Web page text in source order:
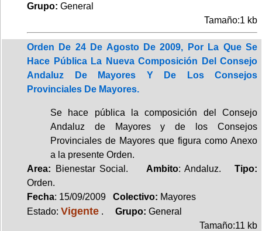
Grupo: General
Tamaño:1 kb
Orden De 24 De Agosto De 2009, Por La Que Se
Hace Pública La Nueva Composición Del Consejo
Andaluz De Mayores Y De Los Consejos
Provinciales De Mayores.
Se hace pública la composición del Consejo
Andaluz de Mayores y de los Consejos
Provinciales de Mayores que figura como Anexo
a la presente Orden.
Area: Bienestar Social. Ambito: Andaluz.Tipo:
Orden.
Fecha: 15/09/2009 Colectivo: Mayores
Estado: Vigente . Grupo: General
Tamaño:11 kb